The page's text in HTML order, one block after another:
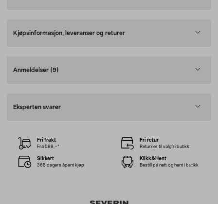
Kjøpsinformasjon, leveranser og returer
Anmeldelser (9)
Eksperten svarer
Fri frakt
Fra 599,–*
Fri retur
Returner til valgfri butikk
Sikkert
365 dagers åpent kjøp
Klikk&Hent
Bestill på nett og hent i butikk